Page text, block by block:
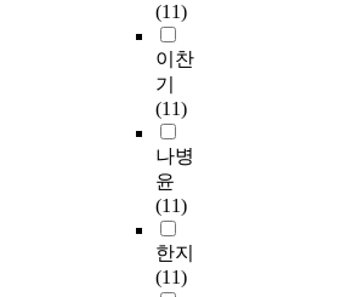
(11)
이찬
기
(11)
나병
윤
(11)
한지
(11)